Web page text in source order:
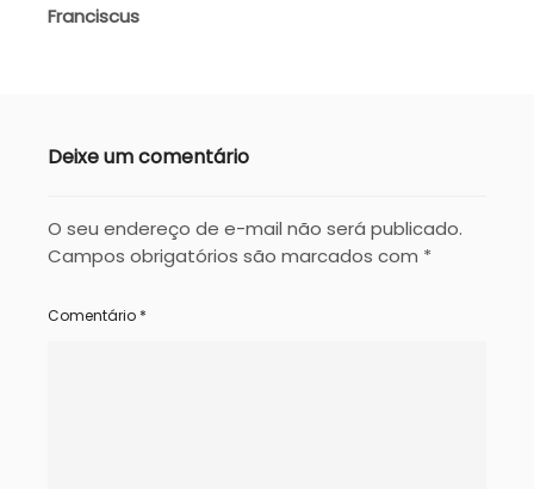
Franciscus
Deixe um comentário
O seu endereço de e-mail não será publicado.
Campos obrigatórios são marcados com *
Comentário *